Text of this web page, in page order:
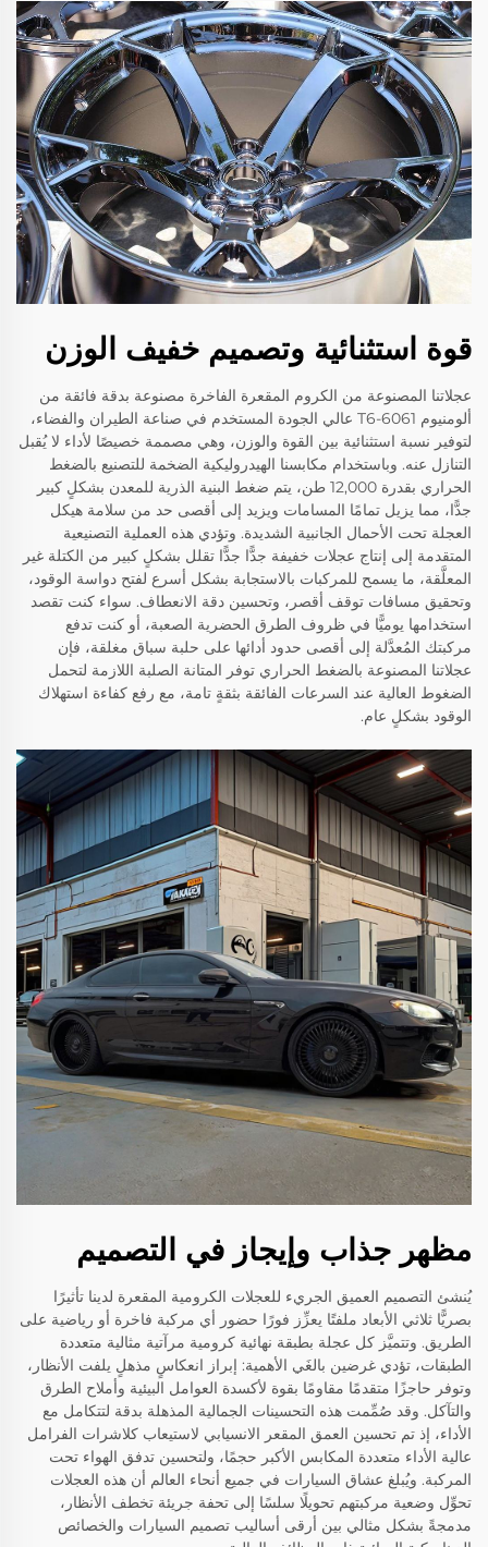
قوة استثنائية وتصميم خفيف الوزن
عجلاتنا المصنوعة من الكروم المقعرة الفاخرة مصنوعة بدقة فائقة من
ألومنيوم 6061-T6 عالي الجودة المستخدم في صناعة الطيران والفضاء،
لتوفير نسبة استثنائية بين القوة والوزن، وهي مصممة خصيصًا لأداء لا يُقبل
التنازل عنه. وباستخدام مكابسنا الهيدروليكية الضخمة للتصنيع بالضغط
الحراري بقدرة 12,000 طن، يتم ضغط البنية الذرية للمعدن بشكلٍ كبير
جدًّا، مما يزيل تمامًا المسامات ويزيد إلى أقصى حد من سلامة هيكل
العجلة تحت الأحمال الجانبية الشديدة. وتؤدي هذه العملية التصنيعية
المتقدمة إلى إنتاج عجلات خفيفة جدًّا جدًّا تقلل بشكلٍ كبير من الكتلة غير
المعلَّقة، ما يسمح للمركبات بالاستجابة بشكل أسرع لفتح دواسة الوقود،
وتحقيق مسافات توقف أقصر، وتحسين دقة الانعطاف. سواء كنت تقصد
استخدامها يوميًّا في ظروف الطرق الحضرية الصعبة، أو كنت تدفع
مركبتك المُعدَّلة إلى أقصى حدود أدائها على حلبة سباق مغلقة، فإن
عجلاتنا المصنوعة بالضغط الحراري توفر المتانة الصلبة اللازمة لتحمل
الضغوط العالية عند السرعات الفائقة بثقةٍ تامة، مع رفع كفاءة استهلاك
الوقود بشكلٍ عام.
مظهر جذاب وإيجاز في التصميم
يُنشئ التصميم العميق الجريء للعجلات الكرومية المقعرة لدينا تأثيرًا
بصريًّا ثلاثي الأبعاد ملفتًا يعزِّز فورًا حضور أي مركبة فاخرة أو رياضية على
الطريق. وتتميَّز كل عجلة بطبقة نهائية كرومية مرآتية مثالية متعددة
الطبقات، تؤدي غرضين بالغَي الأهمية: إبراز انعكاسٍ مذهلٍ يلفت الأنظار،
وتوفر حاجزًا متقدمًا مقاومًا بقوة لأكسدة العوامل البيئية وأملاح الطرق
والتآكل. وقد صُمِّمت هذه التحسينات الجمالية المذهلة بدقة لتتكامل مع
الأداء، إذ تم تحسين العمق المقعر الانسيابي لاستيعاب كلاشرات الفرامل
عالية الأداء متعددة المكابس الأكبر حجمًا، ولتحسين تدفق الهواء تحت
المركبة. ويُبلغ عشاق السيارات في جميع أنحاء العالم أن هذه العجلات
تحوِّل وضعية مركبتهم تحويلًا سلسًا إلى تحفة جريئة تخطف الأنظار،
مدمجةً بشكل مثالي بين أرقى أساليب تصميم السيارات والخصائص